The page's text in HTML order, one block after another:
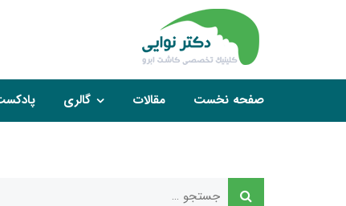
صفحه نخست مقالات گالری